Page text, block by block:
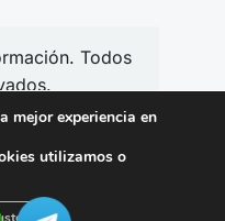
Todos
mejor experiencia en
utilizamos o